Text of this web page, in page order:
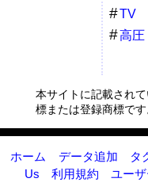
TV
高圧
本サイトに記載され
標または登録商標です
ホーム データ追加 タ
Us
利用規約 ユー